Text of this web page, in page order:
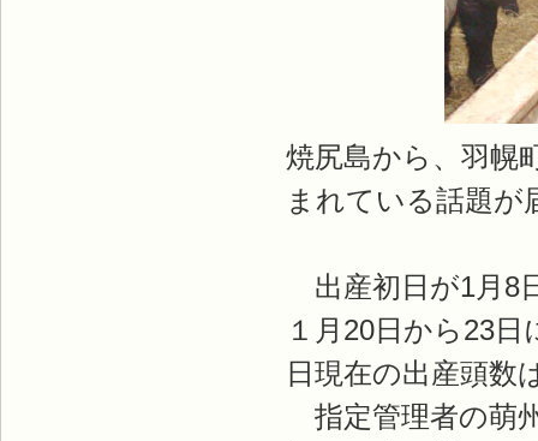
焼尻島から、羽幌
まれている話題が
出産初日が1月8
１月20日から23
日現在の出産頭数
指定管理者の萌